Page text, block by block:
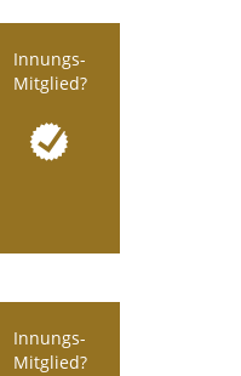
Innungs-
Mitglied?
Innungs-
Mitglied?